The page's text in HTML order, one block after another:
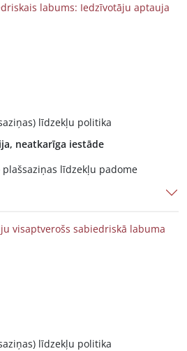
labums: Iedzīvotāju aptauja
līdzekļu politika
neatkarīga iestāde
līdzekļu padome
visaptverošs sabiedriskā labuma
līdzekļu politika